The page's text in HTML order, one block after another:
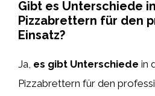
Gibt es Unterschiede
Pizzabrettern für den
Einsatz?
Ja, es gibt Unterschiede in
Pizzabrettern für den